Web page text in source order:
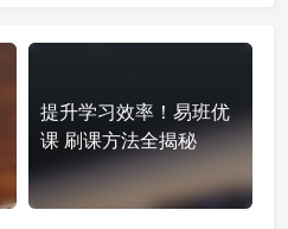
提升学习效率！易班优
课 刷课方法全揭秘